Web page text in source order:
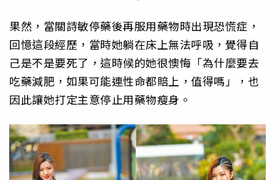
果然，當關詩敏停藥後再服用藥物時出現恐慌症，
回憶這段經歷，當時她躺在床上無法呼吸，覺得自
己是不是要死了，這時候的她很懊悔「為什麼要去
吃藥減肥，如果可能連性命都賠上，值得嗎」，也
因此讓她打定主意停止用藥物瘦身。